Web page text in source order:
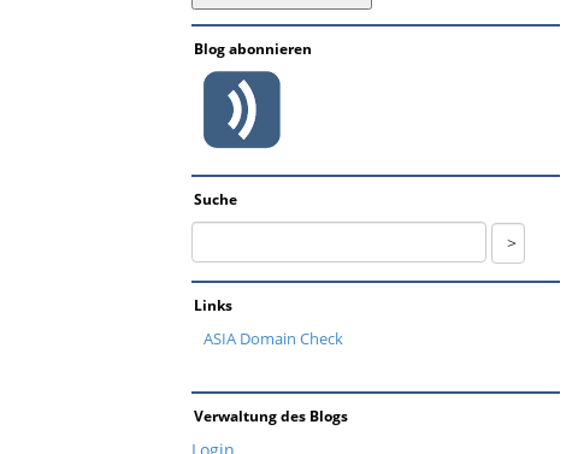
Blog abonnieren
Suche
Links
ASIA Domain Check
Verwaltung des Blogs